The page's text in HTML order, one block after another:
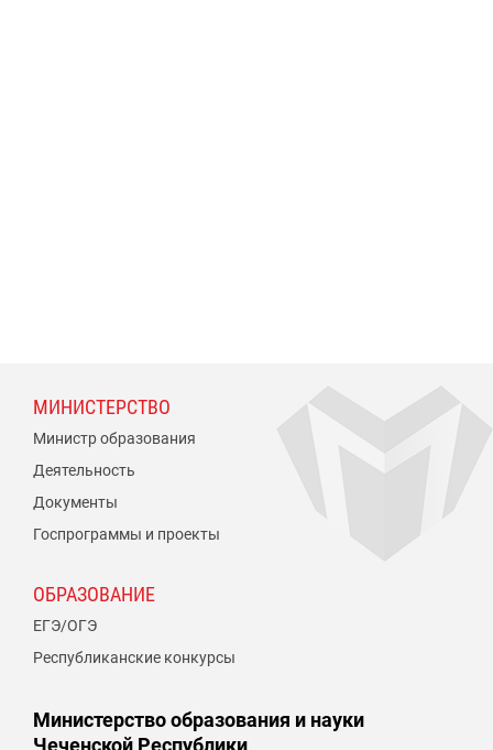
МИНИСТЕРСТВО
Министр образования
Деятельность
Документы
Госпрограммы и проекты
ОБРАЗОВАНИЕ
ЕГЭ/ОГЭ
Республиканские конкурсы
Министерство образования и науки
Чеченской Республики